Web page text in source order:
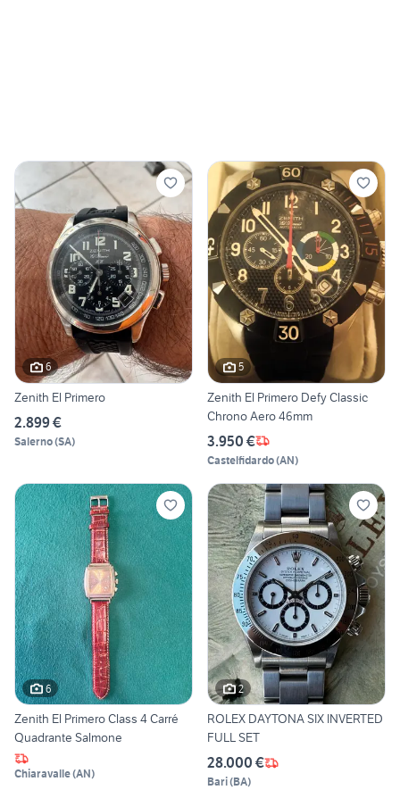
6
Zenith El Primero
2.899 €
Salerno(SA)
5
Zenith El Primero Defy Classic
Chrono Aero 46mm
3.950 €
Castelfidardo(AN)
6
Zenith El Primero Class 4 Carré
Quadrante Salmone
Chiaravalle(AN)
2
ROLEX DAYTONA SIX INVERTED
FULL SET
28.000 €
Bari(BA)